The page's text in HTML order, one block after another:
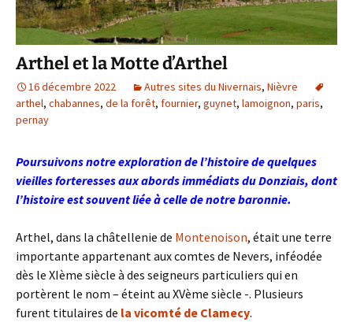
Arthel et la Motte d’Arthel
16 décembre 2022 Autres sites du Nivernais, Nièvre
arthel, chabannes, de la forêt, fournier, guynet, lamoignon, paris,
pernay
Poursuivons notre exploration de l’histoire de quelques
vieilles forteresses aux abords immédiats du Donziais, dont
l’histoire est souvent liée à celle de notre baronnie.
Arthel, dans la châtellenie de Montenoison, était une terre
importante appartenant aux comtes de Nevers, inféodée
dès le XIème siècle à des seigneurs particuliers qui en
portèrent le nom – éteint au XVème siècle -. Plusieurs
furent titulaires de la vicomté de Clamecy.